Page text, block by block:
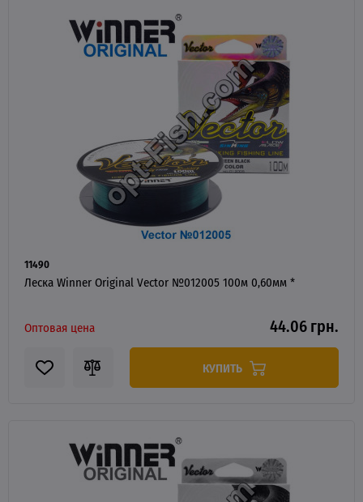
11490
Леска Winner Original Vector №012005 100м 0,60мм *
Оптовая цена 44.06 грн.
КУПИТЬ